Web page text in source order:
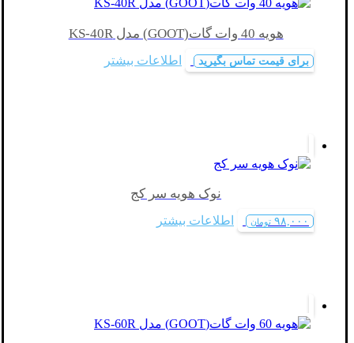
هویه 40 وات گات(GOOT) مدل KS-40R
برای قیمت تماس بگیرید اطلاعات بیشتر
نوک هویه سر کج
۹۸,۰۰۰ تومان اطلاعات بیشتر